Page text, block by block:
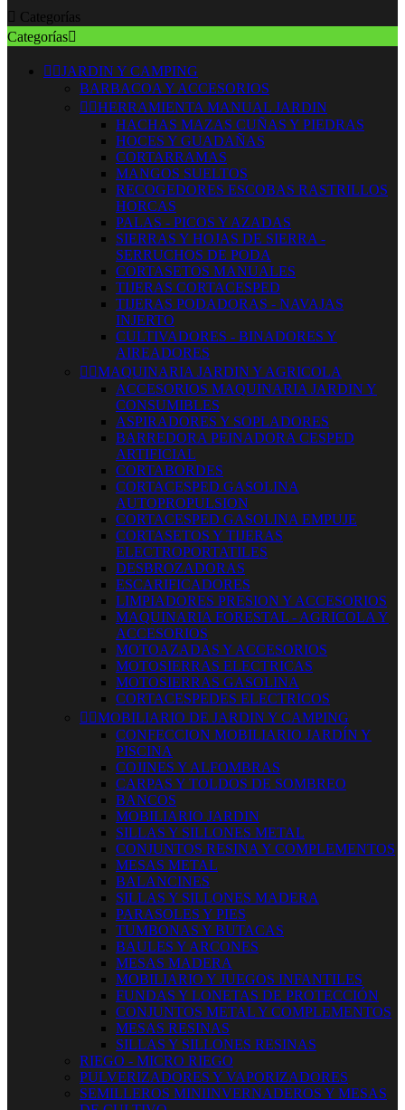
 Categorías
Categorías
 JARDIN Y CAMPING
BARBACOA Y ACCESORIOS
 HERRAMIENTA MANUAL JARDIN
HACHAS MAZAS CUÑAS Y PIEDRAS
HOCES Y GUADAÑAS
CORTARRAMAS
MANGOS SUELTOS
RECOGEDORES ESCOBAS RASTRILLOS
HORCAS
PALAS - PICOS Y AZADAS
SIERRAS Y HOJAS DE SIERRA -
SERRUCHOS DE PODA
CORTASETOS MANUALES
TIJERAS CORTACESPED
TIJERAS PODADORAS - NAVAJAS
INJERTO
CULTIVADORES - BINADORES Y
AIREADORES
 MAQUINARIA JARDIN Y AGRICOLA
ACCESORIOS MAQUINARIA JARDIN Y
CONSUMIBLES
ASPIRADORES Y SOPLADORES
BARREDORA PEINADORA CESPED
ARTIFICIAL
CORTABORDES
CORTACESPED GASOLINA
AUTOPROPULSION
CORTACESPED GASOLINA EMPUJE
CORTASETOS Y TIJERAS
ELECTROPORTATILES
DESBROZADORAS
ESCARIFICADORES
LIMPIADORES PRESION Y ACCESORIOS
MAQUINARIA FORESTAL - AGRICOLA Y
ACCESORIOS
MOTOAZADAS Y ACCESORIOS
MOTOSIERRAS ELECTRICAS
MOTOSIERRAS GASOLINA
CORTACESPEDES ELECTRICOS
 MOBILIARIO DE JARDIN Y CAMPING
CONFECCION MOBILIARIO JARDÍN Y
PISCINA
COJINES Y ALFOMBRAS
CARPAS Y TOLDOS DE SOMBREO
BANCOS
MOBILIARIO JARDIN
SILLAS Y SILLONES METAL
CONJUNTOS RESINA Y COMPLEMENTOS
MESAS METAL
BALANCINES
SILLAS Y SILLONES MADERA
PARASOLES Y PIES
TUMBONAS Y BUTACAS
BAULES Y ARCONES
MESAS MADERA
MOBILIARIO Y JUEGOS INFANTILES
FUNDAS Y LONETAS DE PROTECCIÓN
CONJUNTOS METAL Y COMPLEMENTOS
MESAS RESINAS
SILLAS Y SILLONES RESINAS
RIEGO - MICRO RIEGO
PULVERIZADORES Y VAPORIZADORES
SEMILLEROS MINIINVERNADEROS Y MESAS